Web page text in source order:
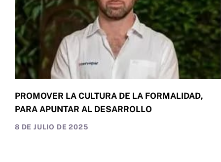
PROMOVER LA CULTURA DE LA FORMALIDAD,
PARA APUNTAR AL DESARROLLO
8 DE JULIO DE 2025